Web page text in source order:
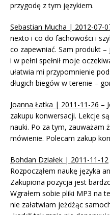
przygodę z tym językiem.
Sebastian Mucha | 2012-07-
nexto i co do fachowości i
co zapewniać. Sam produkt
i w pełni spełnił moje
ułatwia mi przypomnienie
długich biegów w terenie –
Joanna Łatka | 2011-11-26 –
zakupu konwersacji. Lekcje
nauki. Po za tym, zauważam
mówienie. Polecam zakup
Bohdan Działek | 2011-11-12
Rozpocząłem naukę języka
Zakupiona pozycja jest
Wgrałem sobie pliki MP3 na
nie załatwiam jeżdżąc